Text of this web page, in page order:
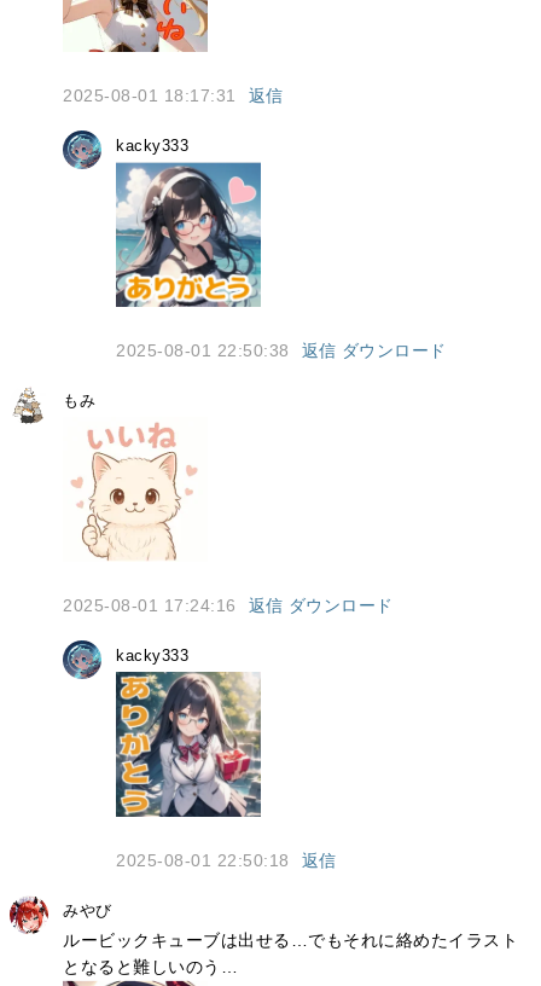
2025-08-01 18:17:31 返信
kacky333
2025-08-01 22:50:38 返信 ダウンロード
もみ
2025-08-01 17:24:16 返信 ダウンロード
kacky333
2025-08-01 22:50:18 返信
みやび
ルービックキューブは出せる…でもそれに絡めたイラスト
となると難しいのう…